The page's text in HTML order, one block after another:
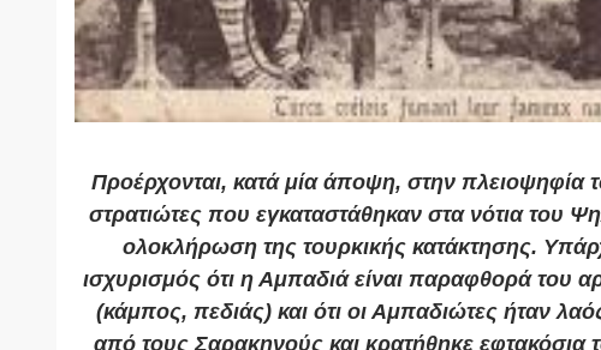
Προέρχονται, κατά μία άποψη, στην πλειοψηφία
στρατιώτες που εγκαταστάθηκαν στα νότια του
ολοκλήρωση της τουρκικής κατάκτησης.
ισχυρισμός ότι η Αμπαδιά είναι παραφθορά του
(κάμπος, πεδιάς) και ότι οι Αμπαδιώτες ήταν
από τους Σαρακηνούς και κρατήθηκε εφτακόσια